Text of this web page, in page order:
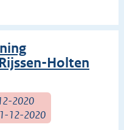
Holten
2020
12-2020